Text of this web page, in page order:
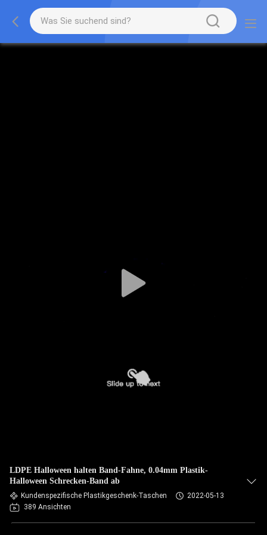
LDPE Halloween halten Band-Fahne, 0.04mm Plastik-
Halloween Schrecken-Band ab
Kundenspezifische Plastikgeschenk-Taschen
2022-05-13
389 Ansichten